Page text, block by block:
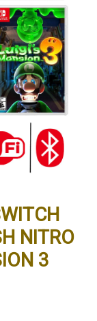
NITRO
3